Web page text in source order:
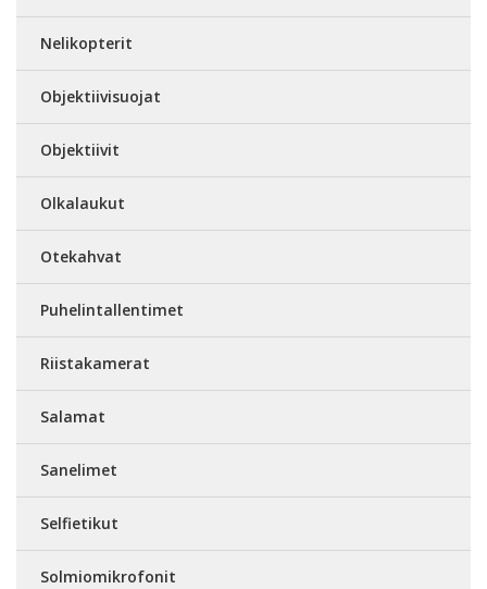
Nelikopterit
Objektiivisuojat
Objektiivit
Olkalaukut
Otekahvat
Puhelintallentimet
Riistakamerat
Salamat
Sanelimet
Selfietikut
Solmiomikrofonit